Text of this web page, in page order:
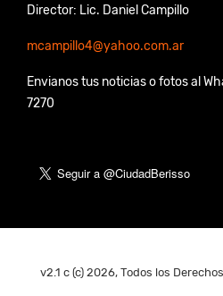
Director: Lic. Daniel Campillo
mcampillo4@yahoo.com.ar
Envianos tus noticias o fotos al
7270
v2.1 c (c) 2026, Todos los